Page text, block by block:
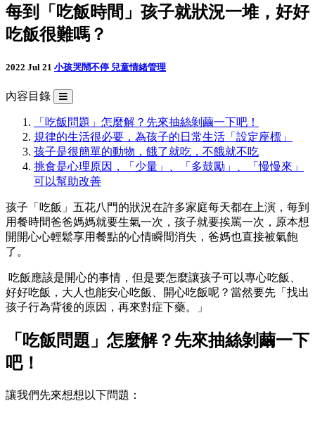
每到「吃飯時間」孩子就狀況一堆，好好
吃飯很難嗎？
2022 Jul 21 小孩哭鬧不停 兒童情緒管理
內容目錄
「吃飯問題」怎麼解？先來抽絲剝繭一下吧！
規律的生活很必要，為孩子的日常生活「設定座標」
孩子是很簡單的動物，餓了就吃，不餓就不吃
挑食是心理原因，「少量」、「多鼓勵」、「慢慢來」
可以幫助改善
孩子「吃飯」五花八門的狀況在許多家庭每天都在上演，每到
用餐時間爸爸媽媽就要生氣一次，孩子就要挨罵一次，原本想
開開心心輕鬆享用餐點的心情瞬間消失，爸媽也直接被氣飽
了。
吃飯應該是開心的事情，但是要怎麼讓孩子可以專心吃飯、
好好吃飯，大人也能安心吃飯、開心吃飯呢？當然要先「找出
孩子行為背後的原因，再來對症下藥。」
「吃飯問題」怎麼解？先來抽絲剝繭一下
吧！
讓我們先來想想以下問題：